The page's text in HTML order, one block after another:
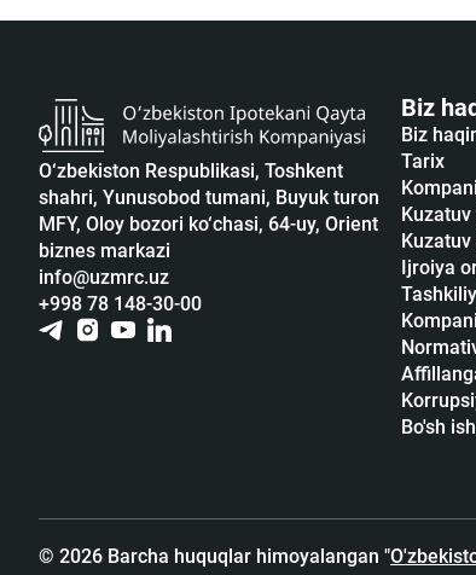
O‘zbekiston Respublikasi, Toshkent
shahri, Yunusobod tumani, Buyuk turon
MFY, Oloy bozori ko‘chasi, 64-uy, Orient
biznes markazi
info@uzmrc.uz
+998 78 148-30-00
Biz
Biz
Tarix
Ijroiya
Bo'sh
© 2026 Barcha huquqlar himoyalangan "